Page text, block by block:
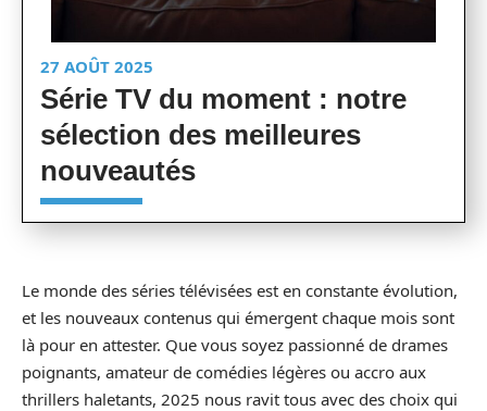
27 AOÛT 2025
Série TV du moment : notre
sélection des meilleures
nouveautés
Le monde des séries télévisées est en constante évolution,
et les nouveaux contenus qui émergent chaque mois sont
là pour en attester. Que vous soyez passionné de drames
poignants, amateur de comédies légères ou accro aux
thrillers haletants, 2025 nous ravit tous avec des choix qui